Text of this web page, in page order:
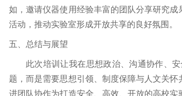
如，邀请仪器使用经验丰富的团队分享研究
活动，推动实验室形成开放共享的良好氛围。
五、总结与展望
此次培训让我在思想政治、沟通协作、
题，而是需要思想引领、制度保障与人文关
进团队协作为打造安全、高效、开放的高校